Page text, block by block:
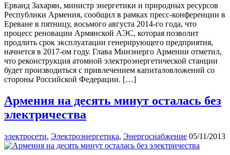
Ерванд Захарян, министр энергетики и природных ресурсов
Республики Армения, сообщил в рамках пресс-конференции в
Ереване в пятницу, восьмого августа 2014-го года, что
процесс реновации Армянской АЭС, которая позволит
продлить срок эксплуатации генерирующего предприятия,
начнется в 2017-ом году. Глава Минэнерго Армении отметил,
что реконструкция атомной электроэнергетической станции
будет производиться с привлечением капиталовложений со
стороны Российской Федерации. […]
Армения на десять минут осталась без
электричества
электросети, Электроэнергетика, Энергоснабжение 05/11/2013